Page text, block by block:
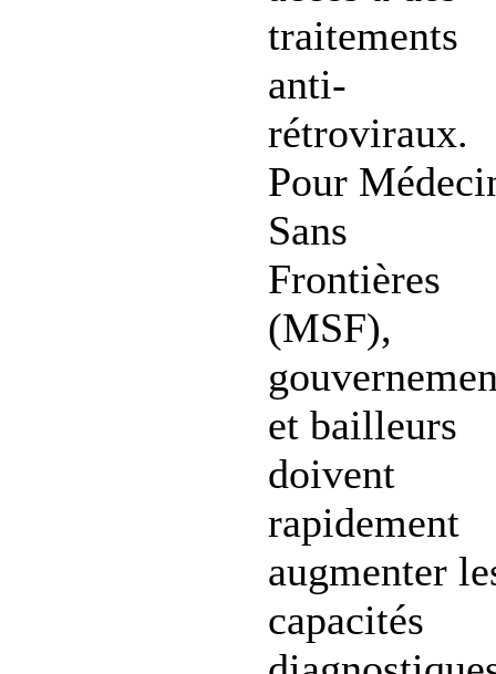
traitements
anti-
rétroviraux.
Pour
Sans
Frontières
(MSF),
et bailleurs
doivent
rapidement
augmenter
capacités